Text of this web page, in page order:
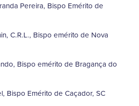
Pereira, Bispo Emérito de
C.R.L., Bispo emérito de Nova
Bispo emérito de Bragança do
Bispo Emérito de Caçador, SC